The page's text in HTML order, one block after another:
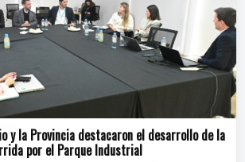
y la Provincia destacaron el desarrollo de la
por el Parque Industrial